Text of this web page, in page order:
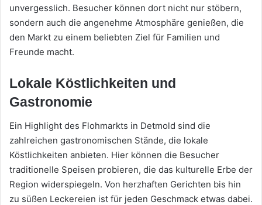
unvergesslich. Besucher können dort nicht nur stöbern,
sondern auch die angenehme Atmosphäre genießen, die
den Markt zu einem beliebten Ziel für Familien und
Freunde macht.
Lokale Köstlichkeiten und
Gastronomie
Ein Highlight des Flohmarkts in Detmold sind die
zahlreichen gastronomischen Stände, die lokale
Köstlichkeiten anbieten. Hier können die Besucher
traditionelle Speisen probieren, die das kulturelle Erbe der
Region widerspiegeln. Von herzhaften Gerichten bis hin
zu süßen Leckereien ist für jeden Geschmack etwas dabei.